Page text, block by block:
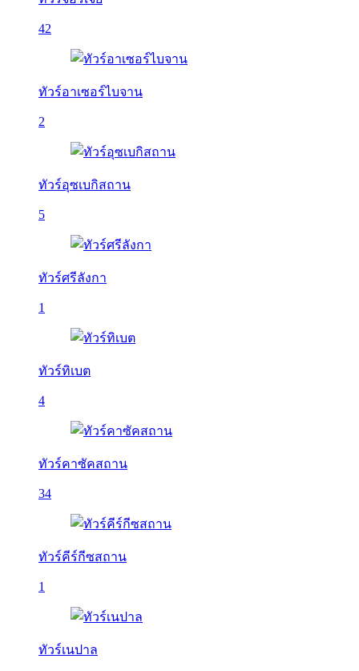
42
ทัวร์อาเซอร์ไบจาน
2
ทัวร์อุซเบกิสถาน
5
ทัวร์ศรีลังกา
1
ทัวร์ทิเบต
4
ทัวร์คาซัคสถาน
34
ทัวร์คีร์กีซสถาน
1
ทัวร์เนปาล